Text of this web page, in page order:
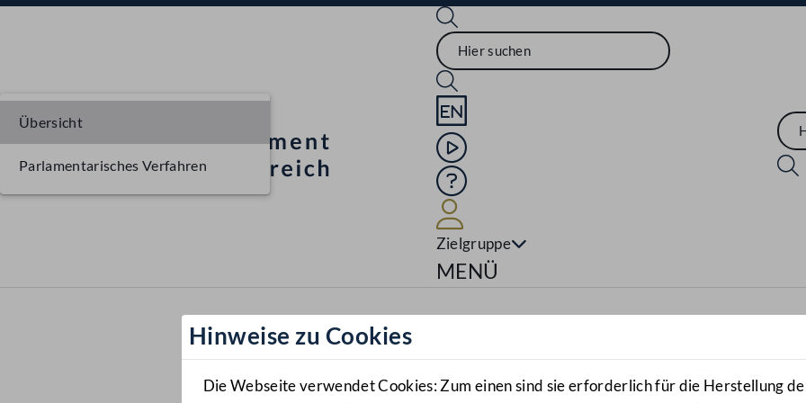
Sprache English
Mediathek
Hilfe
Zielgruppe
Navigationsmenü öffnen
MENÜ
Hinweise zu Cookies
Die Webseite verwendet Cookies: Zum einen sind sie erforderlich für die Herstellung
Übersicht
Parlamentarisches Verfahren